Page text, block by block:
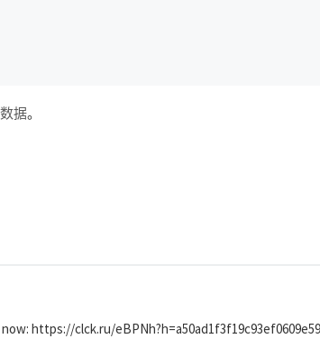
据。
https://clck.ru/